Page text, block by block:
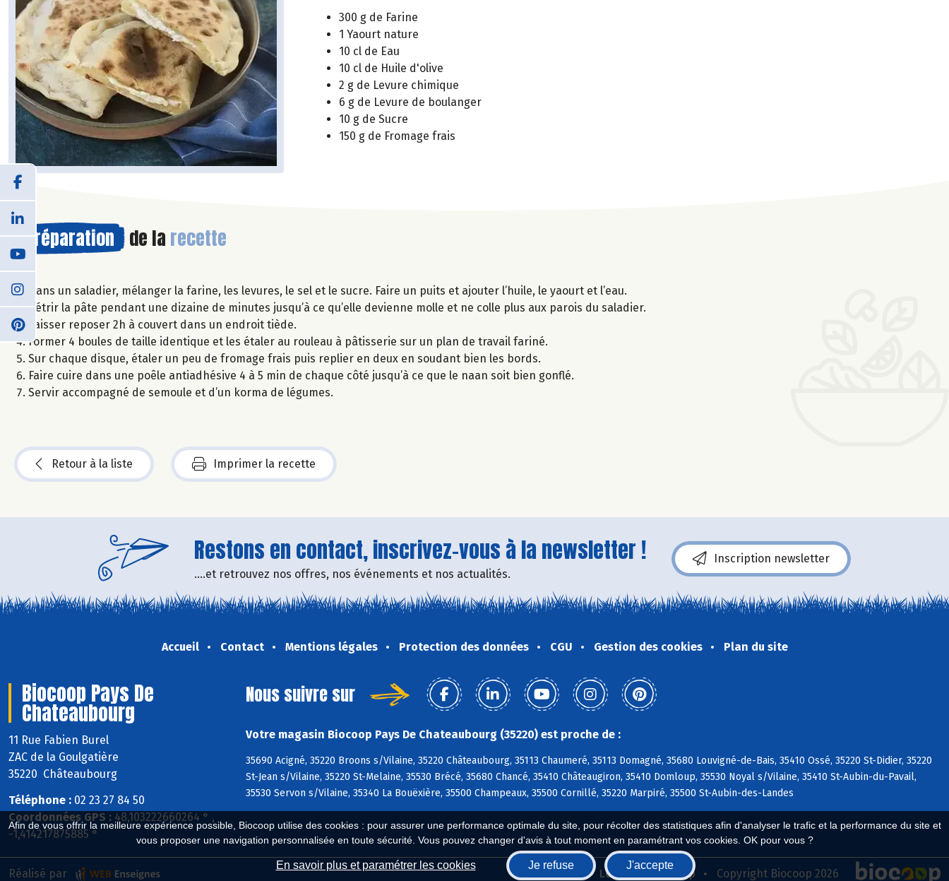
Afin de vous offrir la meilleure expérience possible, Biocoop utilise des cookies : pour assurer une performance optimale du site, pour récolter des statistiques afin d'analyser le trafic et la performance du site et
vous proposer une navigation personnalisée en toute sécurité. Vous pouvez changer d'avis à tout moment en paramétrant vos cookies. OK pour vous ?
En savoir plus et paramétrer les cookies Je refuse J'accepte
300 g de Farine
1 Yaourt nature
10 cl de Eau
10 cl de Huile d'olive
2 g de Levure chimique
6 g de Levure de boulanger
10 g de Sucre
150 g de Fromage frais
Préparation de la recette
Dans un saladier, mélanger la farine, les levures, le sel et le sucre. Faire un puits et ajouter l’huile, le yaourt et l’eau.
Pétrir la pâte pendant une dizaine de minutes jusqu’à ce qu’elle devienne molle et ne colle plus aux parois du saladier.
Laisser reposer 2h à couvert dans un endroit tiède.
Former 4 boules de taille identique et les étaler au rouleau à pâtisserie sur un plan de travail fariné.
Sur chaque disque, étaler un peu de fromage frais puis replier en deux en soudant bien les bords.
Faire cuire dans une poêle antiadhésive 4 à 5 min de chaque côté jusqu’à ce que le naan soit bien gonflé.
Servir accompagné de semoule et d’un korma de légumes.
Retour à la liste Imprimer la recette
Restons en contact, inscrivez-vous à la newsletter !
....et retrouvez nos offres, nos événements et nos actualités.
Inscription newsletter
Accueil Contact Mentions légales Protection des données CGU Gestion des cookies Plan du site
Biocoop Pays De
Chateaubourg
11 Rue Fabien Burel
ZAC de la Goulgatière
35220 Châteaubourg
Téléphone : 02 23 27 84 50
Coordonnées GPS : 48,103222660264 ° ,
-1,414217875885 °
Nous suivre sur
Votre magasin Biocoop Pays De Chateaubourg (35220) est proche de :
35690 Acigné, 35220 Broons s/Vilaine, 35220 Châteaubourg, 35113 Chaumeré, 35113 Domagné, 35680 Louvigné-de-Bais, 35410 Ossé, 35220 St-Didier, 35220
St-Jean s/Vilaine, 35220 St-Melaine, 35530 Brécé, 35680 Chancé, 35410 Châteaugiron, 35410 Domloup, 35530 Noyal s/Vilaine, 35410 St-Aubin-du-Pavail,
35530 Servon s/Vilaine, 35340 La Bouëxière, 35500 Champeaux, 35500 Cornillé, 35220 Marpiré, 35500 St-Aubin-des-Landes
Biocoop.fr Le réseau Biocoop Copyright Biocoop 2026
Réalisé par